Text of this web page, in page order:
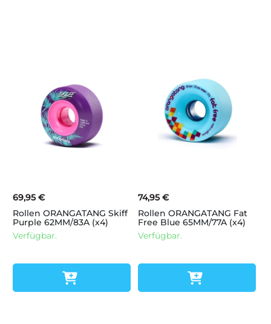
69,95 €
Rollen ORANGATANG Skiff
Purple 62MM/83A (x4)
Verfügbar.
74,95 €
Rollen ORANGATANG Fat
Free Blue 65MM/77A (x4)
Verfügbar.